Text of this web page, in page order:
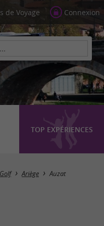
de Voyage Connexion
TOP EXPÉRIENCES
Masquer la carte
Ariège Auzat